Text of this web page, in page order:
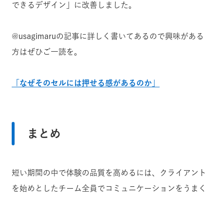
できるデザイン」に改善しました。
@usagimaruの記事に詳しく書いてあるので興味がある
方はぜひご一読を。
「なぜそのセルには押せる感があるのか」
まとめ
短い期間の中で体験の品質を高めるには、クライアント
を始めとしたチーム全員でコミュニケーションをうまく